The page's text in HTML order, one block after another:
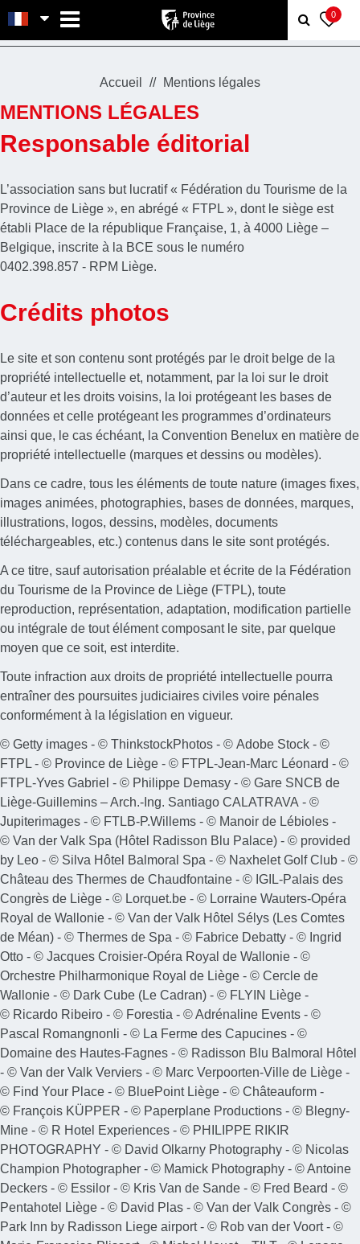
0
Accueil Mentions légales
MENTIONS LÉGALES
Responsable éditorial
L’association sans but lucratif « Fédération du Tourisme de la
Province de Liège », en abrégé « FTPL », dont le siège est
établi Place de la république Française, 1, à 4000 Liège –
Belgique, inscrite à la BCE sous le numéro
0402.398.857 - RPM Liège​.
Crédits photos
Le site et son contenu sont protégés par le droit belge de la
propriété intellectuelle et, notamment, par la loi sur le droit
d’auteur et les droits voisins, la loi protégeant les bases de
données et celle protégeant les programmes d’ordinateurs
ainsi que, le cas échéant, la Convention Benelux en matière de
propriété intellectuelle (marques et dessins ou modèles).
Dans ce cadre, tous les éléments de toute nature (images fixes,
images animées, photographies, bases de données, marques,
illustrations, logos, dessins, modèles, documents
téléchargeables, etc.) contenus dans le site sont protégés.
A ce titre, sauf autorisation préalable et écrite de la Fédération
du Tourisme de la Province de Liège (FTPL), toute
reproduction, représentation, adaptation, modification partielle
ou intégrale de tout élément composant le site, par quelque
moyen que ce soit, est interdite.
Toute infraction aux droits de propriété intellectuelle pourra
entraîner des poursuites judiciaires civiles voire pénales
conformément à la législation en vigueur.
© Getty images - © ThinkstockPhotos - © Adobe Stock - ©
FTPL - © Province de Liège - © FTPL-Jean-Marc Léonard - ©
FTPL-Yves Gabriel - © Philippe Demasy - © Gare SNCB de
Liège-Guillemins – Arch.-Ing. Santiago CALATRAVA - ©
Jupiterimages - © FTLB-P.Willems - © Manoir de Lébioles -
© Van der Valk Spa (Hôtel Radisson Blu Palace) - © provided
by Leo - © Silva Hôtel Balmoral Spa - © Naxhelet Golf Club - ©
Château des Thermes de Chaudfontaine - © IGIL-Palais des
Congrès de Liège - © Lorquet.be - © Lorraine Wauters-Opéra
Royal de Wallonie - © Van der Valk Hôtel Sélys (Les Comtes
de Méan) - © Thermes de Spa - © Fabrice Debatty - © Ingrid
Otto - © Jacques Croisier-Opéra Royal de Wallonie - ©
Orchestre Philharmonique Royal de Liège - © Cercle de
Wallonie - © Dark Cube (Le Cadran) - © FLYIN Liège -
© Ricardo Ribeiro - © Forestia - © Adrénaline Events - ©
Pascal Romangnonli - © La Ferme des Capucines - ©
Domaine des Hautes-Fagnes - © Radisson Blu Balmoral Hôtel
- © Van der Valk Verviers - © Marc Verpoorten-Ville de Liège -
© Find Your Place - © BluePoint Liège - © Châteauform -
© François KÜPPER - © Paperplane Productions - © Blegny-
Mine - © R Hotel Experiences - © PHILIPPE RIKIR
PHOTOGRAPHY - © David Olkarny Photography - © Nicolas
Champion Photographer - © Mamick Photography - © Antoine
Deckers - © Essilor - © Kris Van de Sande - © Fred Beard - ©
Pentahotel Liège - © David Plas - © Van der Valk Congrès - ©
Park Inn by Radisson Liege airport - © Rob van der Voort - ©